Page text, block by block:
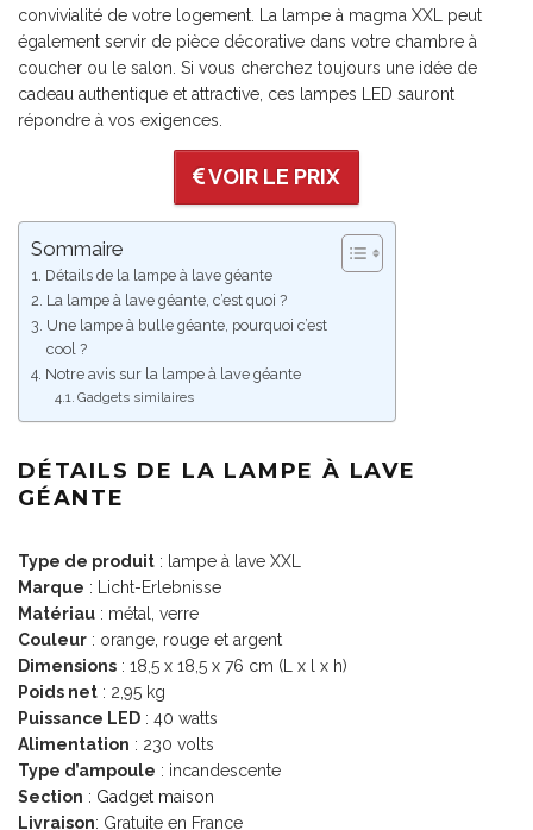
convivialité de votre logement. La lampe à magma XXL peut
également servir de pièce décorative dans votre chambre à
coucher ou le salon. Si vous cherchez toujours une idée de
cadeau authentique et attractive, ces lampes LED sauront
répondre à vos exigences.
VOIR LE PRIX
Sommaire
Détails de la lampe à lave géante
La lampe à lave géante, c’est quoi ?
Une lampe à bulle géante, pourquoi c’est
cool ?
Notre avis sur la lampe à lave géante
Gadgets similaires
DÉTAILS DE LA LAMPE À LAVE
GÉANTE
Type de produit : lampe à lave XXL
Marque : Licht-Erlebnisse
Matériau : métal, verre
Couleur : orange, rouge et argent
Dimensions : 18,5 x 18,5 x 76 cm (L x l x h)
Poids net : 2,95 kg
Puissance LED : 40 watts
Alimentation : 230 volts
Type d’ampoule : incandescente
Section : Gadget maison
Livraison: Gratuite en France